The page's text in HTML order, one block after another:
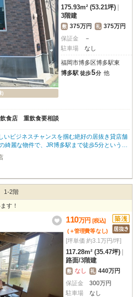
)
175.93m² (53.21坪)
3階建
敷 375万円 礼 375万円
保証金
－
駐車場
なし
福岡市博多区博多駅東
博多駅 徒歩5分 他
飲食店 重飲食要相談
いビジネスチャンスを掴む絶好の居抜き貸店舗
綺麗な物件で、JR博多駅まで徒歩5分というア
複数路線が利用でき、お客様にとっても従業員
ね。周辺にはコンビニや飲食店、ドラッグス
ビジネスを強力にサポートしてくれるでしょ
には、バーや寿司屋の設備がそのまま残ってお
したい飲食店オーナー様にぴったりです。
1‐2階
す！
110万円 [税込]
(＋管理費等なし)
[坪単価 約3.1万円/坪]
117.28m² (35.47坪)
路面/3階建
敷 なし 礼 440万円
保証金
300万円
駐車場
なし